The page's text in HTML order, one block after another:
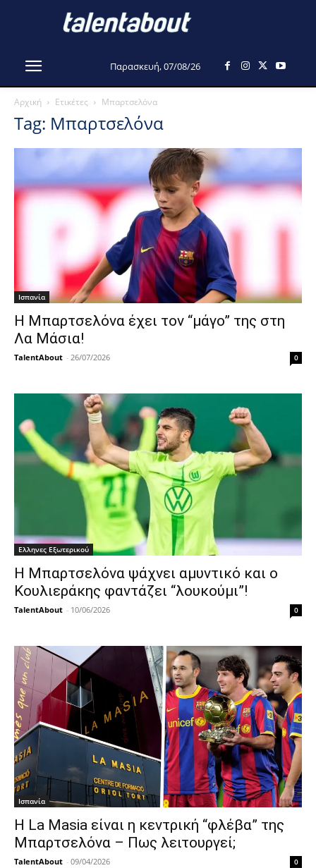
Παρασκευή, 07/08/26
Αρχική Ετικέτες Μπαρτσελόνα
Tag: Μπαρτσελόνα
Ισπανία
Η Μπαρτσελόνα έχει τον “μάγο” της στη
Λα Μάσια!
TalentAbout - 26/07/2026 0
Ελληνες Εξωτερικού
Η Μπαρτσελόνα ψάχνει αμυντικό και ο
Κουλιεράκης φαντάζει “λουκούμι”!
TalentAbout - 10/06/2026 0
Ισπανία
Η La Masia είναι η κεντρική “φλέβα” της
Μπαρτσελόνα – Πως λειτουργεί;
TalentAbout - 09/04/2026 0